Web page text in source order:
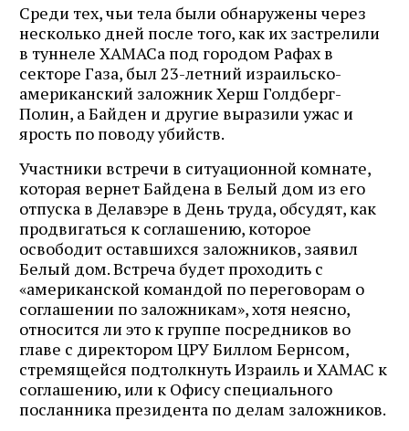
Среди тех, чьи тела были обнаружены через
несколько дней после того, как их застрелили
в туннеле ХАМАСа под городом Рафах в
секторе Газа, был 23-летний израильско-
американский заложник Херш Голдберг-
Полин, а Байден и другие выразили ужас и
ярость по поводу убийств.
Участники встречи в ситуационной комнате,
которая вернет Байдена в Белый дом из его
отпуска в Делавэре в День труда, обсудят, как
продвигаться к соглашению, которое
освободит оставшихся заложников, заявил
Белый дом. Встреча будет проходить с
«американской командой по переговорам о
соглашении по заложникам», хотя неясно,
относится ли это к группе посредников во
главе с директором ЦРУ Биллом Бернсом,
стремящейся подтолкнуть Израиль и ХАМАС к
соглашению, или к Офису специального
посланника президента по делам заложников.